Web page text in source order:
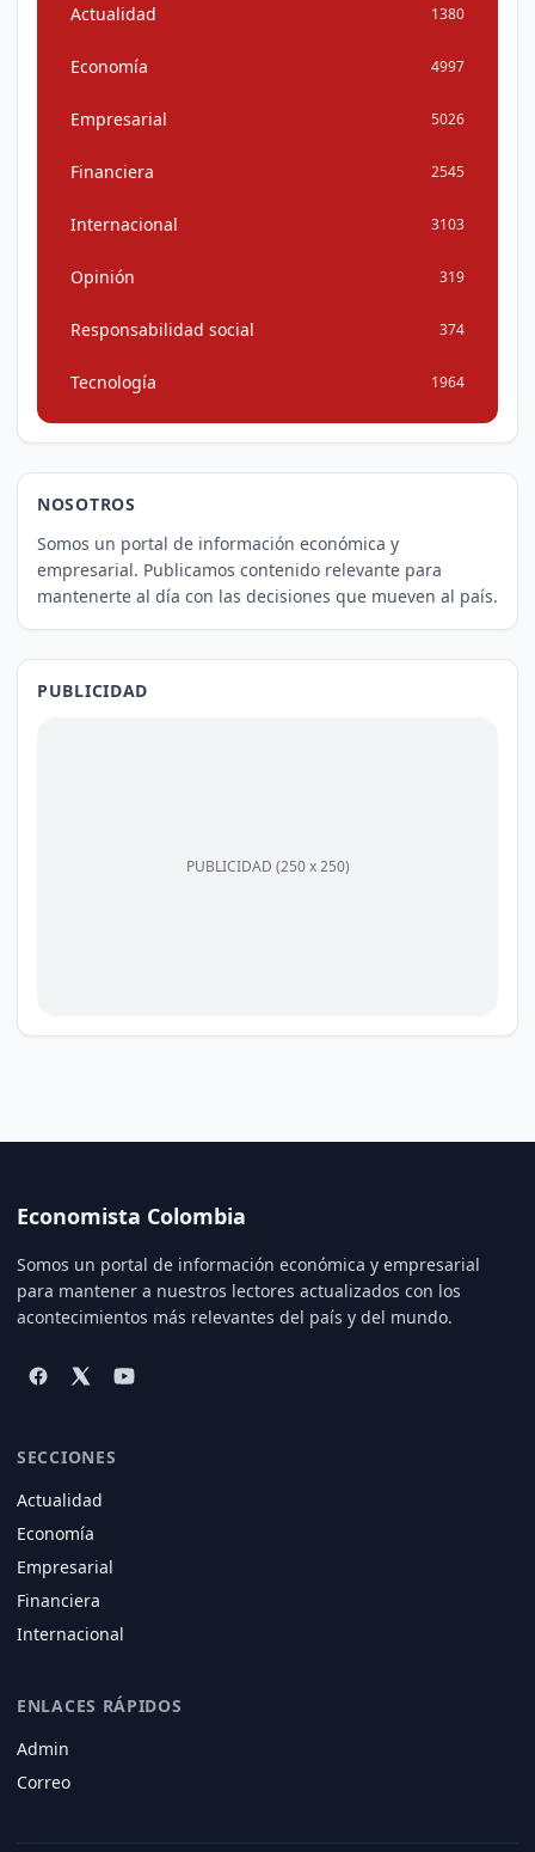
Actualidad 1380
Economía 4997
Empresarial 5026
Financiera 2545
Internacional 3103
Opinión 319
Responsabilidad social 374
Tecnología 1964
NOSOTROS
Somos un portal de información económica y
empresarial. Publicamos contenido relevante para
mantenerte al día con las decisiones que mueven al país.
PUBLICIDAD
PUBLICIDAD (250 x 250)
Economista Colombia
Somos un portal de información económica y empresarial
para mantener a nuestros lectores actualizados con los
acontecimientos más relevantes del país y del mundo.
SECCIONES
Actualidad
Economía
Empresarial
Financiera
Internacional
ENLACES RÁPIDOS
Admin
Correo